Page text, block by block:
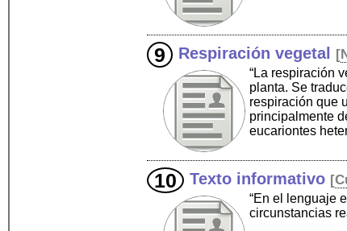
Respiración vegetal [
“La respiración
planta. Se
respiración que
principalmente
eucariontes
Texto informativo [
“En el lenguaje
circunstancias